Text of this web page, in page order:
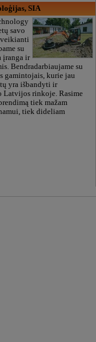
SIA
savo
su
įranga ir
Bendradarbiaujame su
gamintojais, kurie jau
yra išbandyti ir
Latvijos rinkoje. Rasime
tiek mažam
tiek dideliam